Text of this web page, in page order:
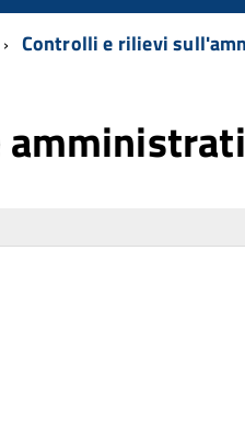
Controlli e rilievi